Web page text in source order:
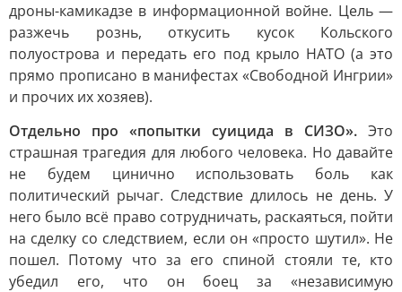
дроны-камикадзе в информационной войне. Цель —
разжечь рознь, откусить кусок Кольского
полуострова и передать его под крыло НАТО (а это
прямо прописано в манифестах «Свободной Ингрии»
и прочих их хозяев).
Отдельно про «попытки суицида в СИЗО». Это
страшная трагедия для любого человека. Но давайте
не будем цинично использовать боль как
политический рычаг. Следствие длилось не день. У
него было всё право сотрудничать, раскаяться, пойти
на сделку со следствием, если он «просто шутил». Не
пошел. Потому что за его спиной стояли те, кто
убедил его, что он боец за «независимую